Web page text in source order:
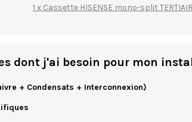
1 x Cassette HISENSE mono-split
dont j'ai besoin pour mon
+ Condensats + Interconnexion)